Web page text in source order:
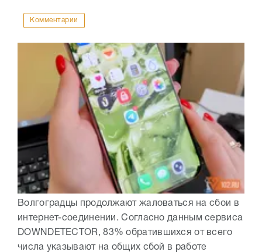
Комментарии
Волгоградцы продолжают жаловаться на сбои в
интернет-соединении. Согласно данным сервиса
DOWNDETECTOR, 83% обратившихся от всего
числа указывают на общих сбой в работе